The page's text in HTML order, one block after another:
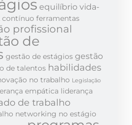
equilíbrio vida-
contínuo ferramentas
profissional
de
gestão de estágios gestão
de talentos habilidades
no trabalho Legislação
empática liderança
de trabalho
networking no estágio